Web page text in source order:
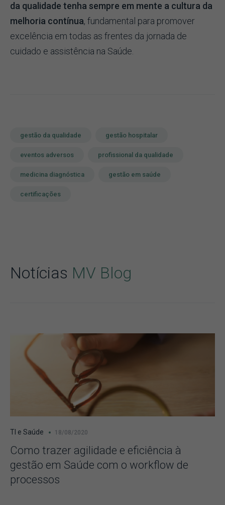
da qualidade tenha sempre em mente a cultura da
melhoria contínua, fundamental para promover
excelência em todas as frentes da jornada de
cuidado e assistência na Saúde.
gestão da qualidade gestão hospitalar
eventos adversos profissional da qualidade
medicina diagnóstica gestão em saúde
certificações
Notícias MV Blog
TI e Saúde 18/08/2020
Como trazer agilidade e eficiência à
gestão em Saúde com o workflow de
processos